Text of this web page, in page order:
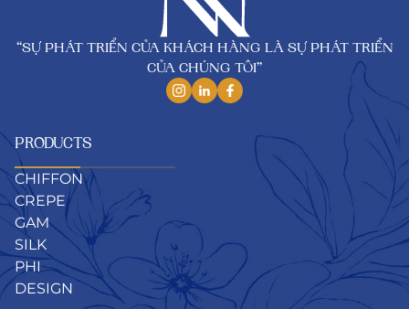
“SỰ PHÁT TRIỂN CỦA KHÁCH HÀNG LÀ SỰ PHÁT TRIỂN
CỦA CHÚNG TÔI”
PRODUCTS
CHIFFON
CREPE
GAM
SILK
PHI
DESIGN